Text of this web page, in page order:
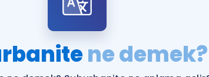
YDS ve YÖKDİL
ne demek?